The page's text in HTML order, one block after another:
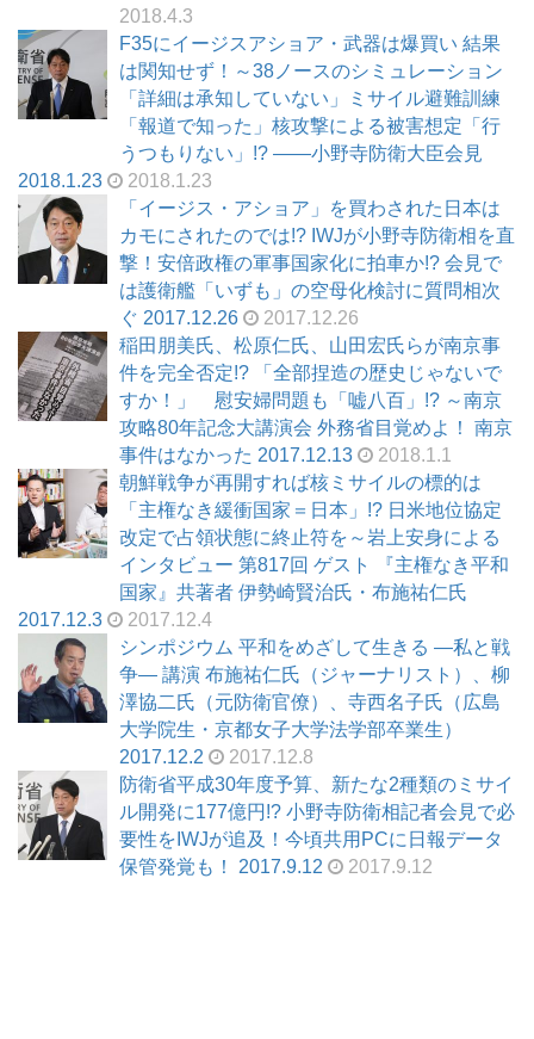
2018.4.3
F35にイージスアショア・武器は爆買い 結果
は関知せず！～38ノースのシミュレーション
「詳細は承知していない」ミサイル避難訓練
「報道で知った」核攻撃による被害想定「行
うつもりない」!? ――小野寺防衛大臣会見
2018.1.23
2018.1.23
「イージス・アショア」を買わされた日本は
カモにされたのでは!? IWJが小野寺防衛相を直
撃！安倍政権の軍事国家化に拍車か!? 会見で
は護衛艦「いずも」の空母化検討に質問相次
ぐ 2017.12.26
2017.12.26
稲田朋美氏、松原仁氏、山田宏氏らが南京事
件を完全否定!? 「全部捏造の歴史じゃないで
すか！」 慰安婦問題も「嘘八百」!? ～南京
攻略80年記念大講演会 外務省目覚めよ！ 南京
事件はなかった 2017.12.13
2018.1.1
朝鮮戦争が再開すれば核ミサイルの標的は
「主権なき緩衝国家＝日本」!? 日米地位協定
改定で占領状態に終止符を～岩上安身による
インタビュー 第817回 ゲスト 『主権なき平和
国家』共著者 伊勢崎賢治氏・布施祐仁氏
2017.12.3
2017.12.4
シンポジウム 平和をめざして生きる ―私と戦
争― 講演 布施祐仁氏（ジャーナリスト）、柳
澤協二氏（元防衛官僚）、寺西名子氏（広島
大学院生・京都女子大学法学部卒業生）
2017.12.2
2017.12.8
防衛省平成30年度予算、新たな2種類のミサイ
ル開発に177億円!? 小野寺防衛相記者会見で必
要性をIWJが追及！今頃共用PCに日報データ
保管発覚も！ 2017.9.12
2017.9.12